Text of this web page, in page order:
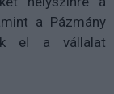
a Pázmány
el a vállalat